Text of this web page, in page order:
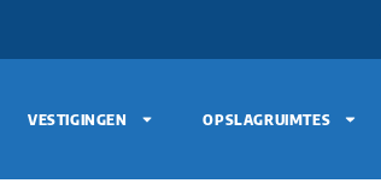
VESTIGINGEN OPSLAGRUIMTES